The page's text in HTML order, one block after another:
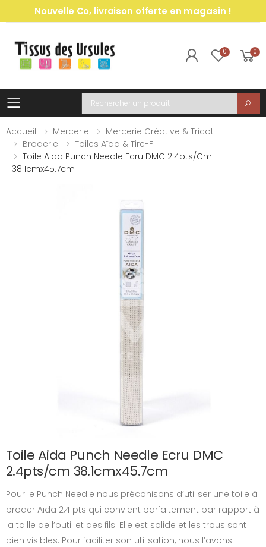
Nouvelle Co, livraison offerte en magasin !
0 0
Toggle mobile menu
Recherche
Accueil
Mercerie
Mercerie Créative & Tricot
Broderie
Toiles Aïda & Tire-Fil
Toile Aida Punch Needle Ecru DMC 2.4pts/cm
38.1cmx45.7cm
Toile Aida Punch Needle Ecru DMC
2.4pts/cm 38.1cmx45.7cm
Pour le Punch Needle nous préconisons d’utiliser une toile à
broder Aïda 2,4 pts qui convient parfaitement par rapport à
la taille de l’outil et des fils. Elle est solide et les trous sont
bien visibles. Pour faciliter son utilisation, nous l’avons